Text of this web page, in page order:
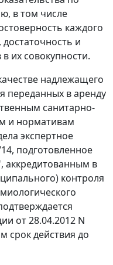
в том числе
каждого
достаточность и
их совокупности.
надлежащего
переданных в аренду
санитарно-
и нормативам
экспертное
подготовленное
аккредитованным в
контроля
от 28.04.2012 N
срок действия до